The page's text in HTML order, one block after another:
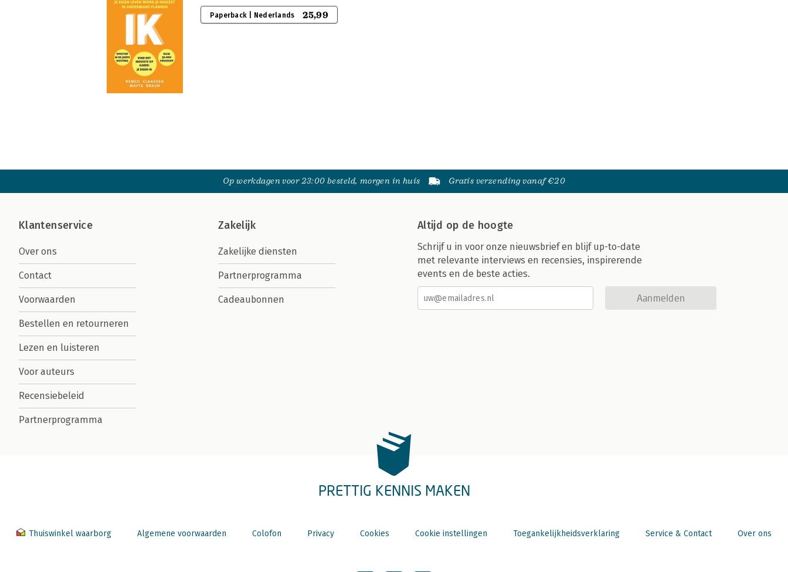
Paperback | Nederlands 25,99
Op werkdagen voor 23:00 besteld, morgen in huis Gratis verzending vanaf €20
Klantenservice
Over ons
Contact
Voorwaarden
Bestellen en retourneren
Lezen en luisteren
Voor auteurs
Recensiebeleid
Partnerprogramma
Zakelijk
Zakelijke diensten
Partnerprogramma
Cadeaubonnen
Altijd op de hoogte
Schrijf u in voor onze nieuwsbrief en blijf up-to-date
met relevante interviews en recensies, inspirerende
events en de beste acties.
Aanmelden
PRETTIG KENNIS MAKEN
Thuiswinkel waarborg Algemene voorwaarden Colofon Privacy Cookies Cookie instellingen Toegankelijkheidsverklaring Service & Contact Over ons